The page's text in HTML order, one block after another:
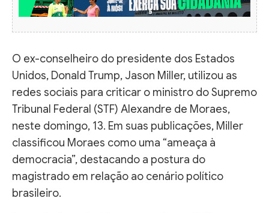
O ex-conselheiro do presidente dos Estados
Unidos, Donald Trump, Jason Miller, utilizou as
redes sociais para criticar o ministro do Supremo
Tribunal Federal (STF) Alexandre de Moraes,
neste domingo, 13. Em suas publicações, Miller
classificou Moraes como uma “ameaça à
democracia”, destacando a postura do
magistrado em relação ao cenário político
brasileiro.